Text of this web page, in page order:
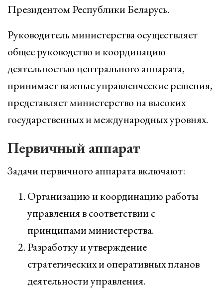
Президентом Республики Беларусь.
Руководитель министерства осуществляет
общее руководство и координацию
деятельностью центрального аппарата,
принимает важные управленческие решения,
представляет министерство на высоких
государственных и международных уровнях.
Первичный аппарат
Задачи первичного аппарата включают:
Организацию и координацию работы
управления в соответствии с
принципами министерства.
Разработку и утверждение
стратегических и оперативных планов
деятельности управления.